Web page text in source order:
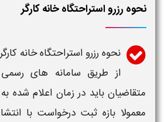
نحوه رزرو استراحتگاه خانه کارگر
نحوه رزرو استراحتگاه خانه کارگر
از طریق سامانه های
متقاضیان باید در زمان اعلام شده به
معمولا بازه ثبت درخواست با